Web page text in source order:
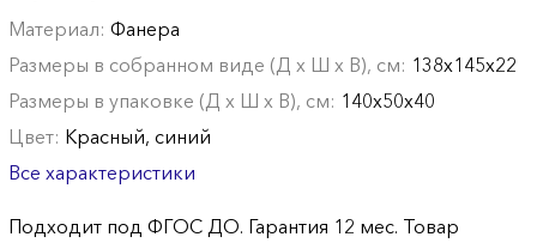
Материал:Фанера
Размеры в собранном виде (Д х Ш х В), см: 138х145х22
Размеры в упаковке (Д х Ш х В), см: 140х50х40
Цвет: Красный, синий
Все характеристики
Подходит под ФГОС ДО. Гарантия 12 мес. Товар